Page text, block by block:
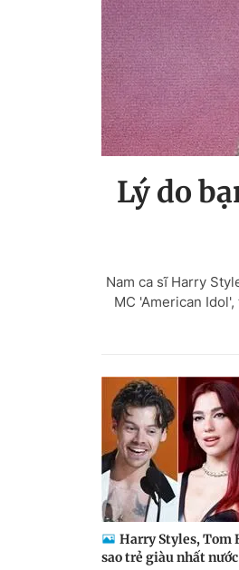
Lý do
Nam ca sĩ Harry
MC 'American
Harry Styles, Tom
sao trẻ giàu nhất